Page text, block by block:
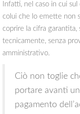
Infatti, nel caso in cui
colui che lo emette non
coprire la cifra garantita,
tecnicamente, senza
amministrativo.
Ciò non toglie
portare avanti
pagamento